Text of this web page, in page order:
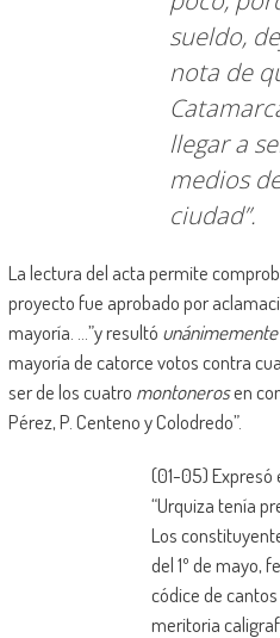
sueldo,
nota de
llegar a
medios
ciudad”.
La lectura del acta permite
proyecto fue aprobado por
mayoría. …”y resultó
mayoría de catorce votos contra
ser de los cuatro montonerosen
Pérez, P. Centeno y Colodredo”.
(01-05) Expresó
“Urquiza tenía
Los
del 1º de mayo,
códice de
meritoria